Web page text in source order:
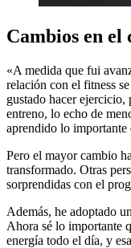
Cambios en el
«A medida que fui
relación con el fitness
gustado hacer ejercicio,
entreno, lo echo de
aprendido lo importante
Pero el mayor cambio
transformado. Otras
sorprendidas con el
Además, he adoptado
Ahora sé lo importante
energía todo el día, y